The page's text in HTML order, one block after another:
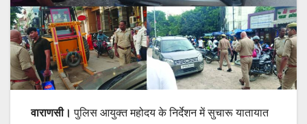
वाराणसी। पुलिस आयुक्त महोदय के निर्देशन में सुचारू यातायात